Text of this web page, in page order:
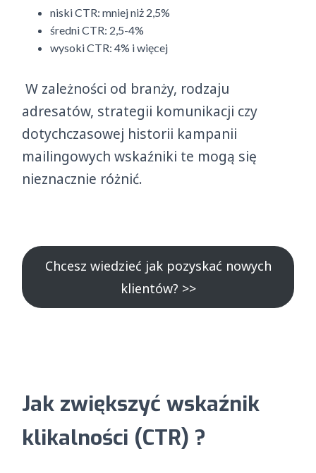
niski CTR: mniej niż 2,5%
średni CTR: 2,5-4%
wysoki CTR: 4% i więcej
W zależności od branży, rodzaju
adresatów, strategii komunikacji czy
dotychczasowej historii kampanii
mailingowych wskaźniki te mogą się
nieznacznie różnić.
Chcesz wiedzieć jak pozyskać nowych
klientów? >>
Jak zwiększyć wskaźnik
klikalności (CTR) ?